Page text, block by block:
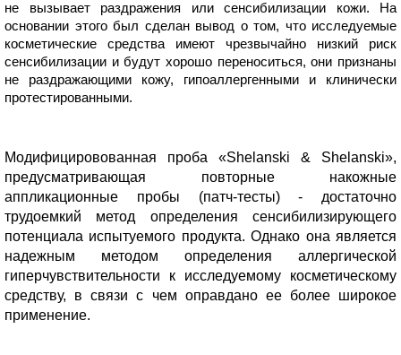
не вызывает раздражения или сенсибилизации кожи. На
основании этого был сделан вывод о том, что исследуемые
косметические средства имеют чрезвычайно низкий риск
сенсибилизации и будут хорошо переноситься, они признаны
не раздражающими кожу, гипоаллергенными и клинически
протестированными.
Модифицировованная проба «Shelanski & Shelanski»,
предусматривающая повторные накожные
аппликационные пробы (патч-тесты) - достаточно
трудоемкий метод определения сенсибилизирующего
потенциала испытуемого продукта. Однако она является
надежным методом определения аллергической
гиперчувствительности к исследуемому косметическому
средству, в связи с чем оправдано ее более широкое
применение.